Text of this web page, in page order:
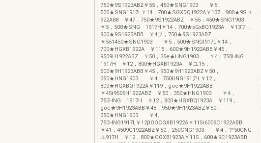
750★9S1923ABZ￥55，450★SNG1903 ￥5，
500★SNG1917L￥14，700★SGXBQ1922A￥137，900★9Sユ
922A88 ￥47，750★9S1922ABZ ￥55．450★SNG1903
￥5，500★SNG 1917H￥14，700★sGxBQ1923A ￥13フ，
900★9S1923ABB ￥4フ，750★9S1923ABZ
￥551450★SNG1903 ￥5，500★SNGI917L￥14，
700★HGXB1922A ￥115，600★9H1922ABB￥45，
9509H1922ABZ ￥50，35e★HNG1903 ￥4．750HNG
1917H ￥12，800★HGXB1923A ￥ユ15，
600★9H1923ABB￥45，950★9H1923ABZ￥50，
350★HNG1903 ￥4，750HNG191アL￥12，
800★HGXBQ1922A￥119，goe★9H1922ABB
￥45r9509H1922ABZ ￥50，350★HNG1903 ￥4，
750HNG 1917H ￥12，800★HGXBQ1923A ￥119，
goe★9H1923ABB￥45，950★9H1923ABZ￥50，
350★HNG1903 ￥4、
750HNG1917L￥12βOOCGXB1922A￥115r6009C1922ABB
￥41，4509C1922ABZ￥50，250CNG1903 ￥4，ア50CNG
ユ917H ￥12，800★CGX81923A￥115，600★9C1923ABB